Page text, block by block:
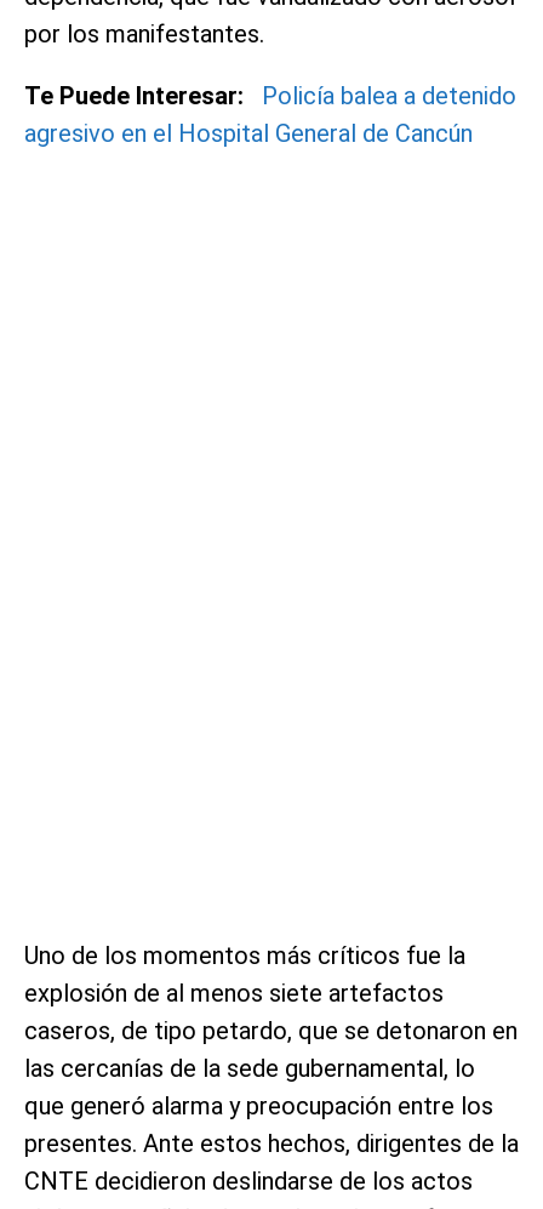
por los manifestantes.
Te Puede Interesar:
Policía balea a detenido
agresivo en el Hospital General de Cancún
Uno de los momentos más críticos fue la
explosión de al menos siete artefactos
caseros, de tipo petardo, que se detonaron en
las cercanías de la sede gubernamental, lo
que generó alarma y preocupación entre los
presentes. Ante estos hechos, dirigentes de la
CNTE decidieron deslindarse de los actos